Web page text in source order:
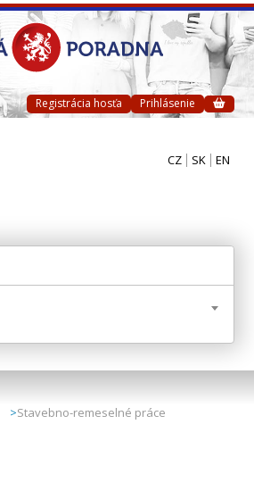
Registrácia hosťa Prihlásenie
CZ SK EN
Stavebno-remeselné práce